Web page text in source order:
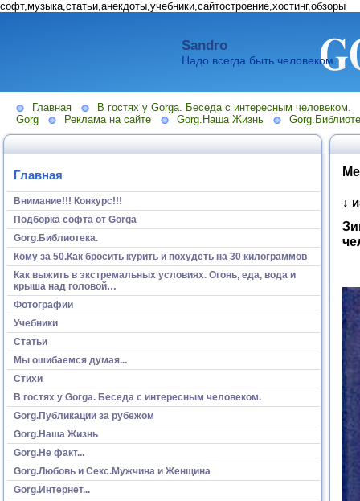
софт,музыка,статьи,анекдоты,учебники,сайтостроение,хостинг,обзоры
Sandro
Надо всегда быть человеком.
Главная
В гостях у Gorga. Беседа с интересным человеком.
Gorg
Реклама на сайте Gorg.Наша Жизнь
Главная
Внимание!!! Конкурс!!!
Подборка софта от Gorga
Gorg.Библиотека.
Кому за 50.Как бросить курить и похудеть на 30 килограммов
Как выжить в экстремальных условиях. Огонь, еда, вода и
крыша над головой…
Фотографии
Учебники
Статьи
Мы ошибаемся думая...
Стихи
В гостях у Gorga. Беседа с интересным человеком.
Gorg.Публикации за рубежом
Gorg.Наша Жизнь
Gorg.Не факт...
Gorg.Любовь и Секс.Мужчина и Женщина
Gorg.Интернет...
↓